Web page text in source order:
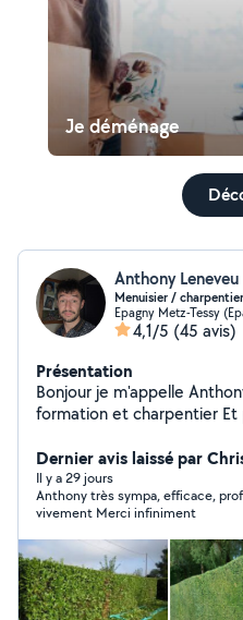
Je déménage
Anthony Leneveu
Menuisier / charpentier
Epagny Metz-Tessy
4,1/5 (45 avis)
Présentation
Bonjour je m'appelle Anthony Je suis menuisier
Dernier avis laissé par
Il y a 29 jours
Anthony très sympa, efficace,
vivement Merci infiniment